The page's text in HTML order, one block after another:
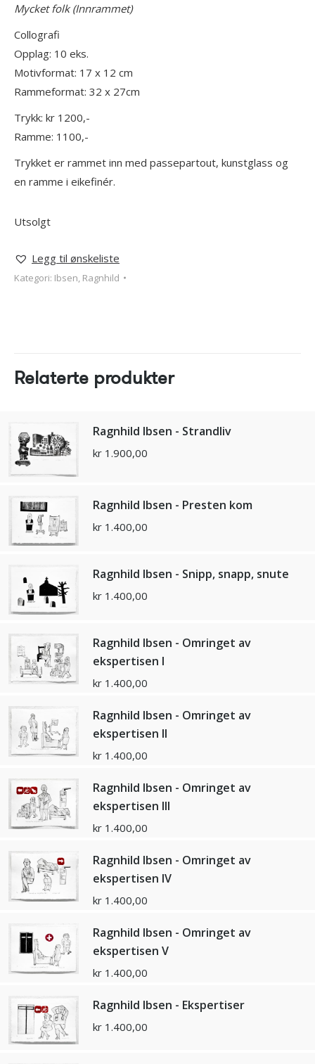
Mycket folk (Innrammet)
Collografi
Opplag: 10 eks.
Motivformat: 17 x 12 cm
Rammeformat: 32 x 27cm
Trykk: kr 1200,-
Ramme: 1100,-
Trykket er rammet inn med passepartout, kunstglass og
en ramme i eikefinér.
Utsolgt
Legg til ønskeliste
Kategori: Ibsen, Ragnhild
Relaterte produkter
Ragnhild Ibsen - Strandliv
kr 1.900,00
Ragnhild Ibsen - Presten kom
kr 1.400,00
Ragnhild Ibsen - Snipp, snapp, snute
kr 1.400,00
Ragnhild Ibsen - Omringet av
ekspertisen I
kr 1.400,00
Ragnhild Ibsen - Omringet av
ekspertisen II
kr 1.400,00
Ragnhild Ibsen - Omringet av
ekspertisen III
kr 1.400,00
Ragnhild Ibsen - Omringet av
ekspertisen IV
kr 1.400,00
Ragnhild Ibsen - Omringet av
ekspertisen V
kr 1.400,00
Ragnhild Ibsen - Ekspertiser
kr 1.400,00